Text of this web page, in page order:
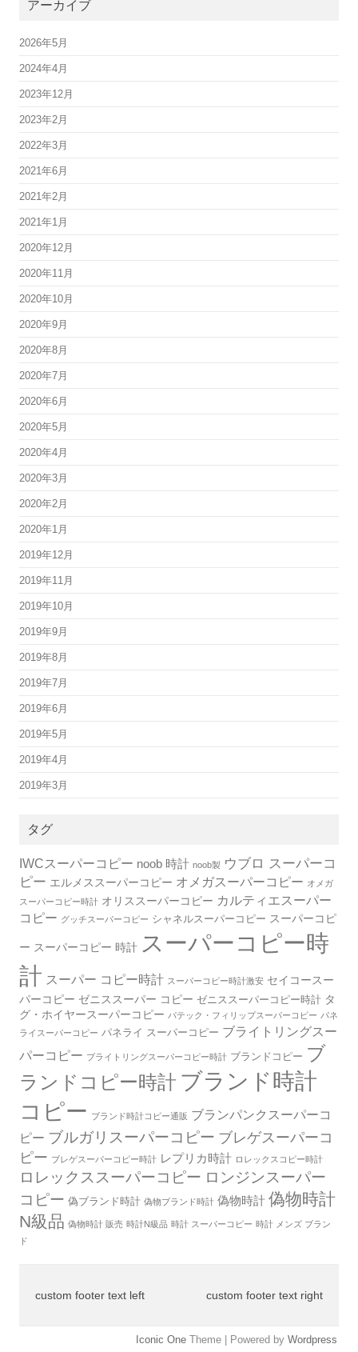
アーカイブ
2026年5月
2024年4月
2023年12月
2023年2月
2022年3月
2021年6月
2021年2月
2021年1月
2020年12月
2020年11月
2020年10月
2020年9月
2020年8月
2020年7月
2020年6月
2020年5月
2020年4月
2020年3月
2020年2月
2020年1月
2019年12月
2019年11月
2019年10月
2019年9月
2019年8月
2019年7月
2019年6月
2019年5月
2019年4月
2019年3月
タグ
IWCスーパーコピー noob 時計 noob製 ウブロ スーパーコ
ピー エルメススーパーコピー オメガスーパーコピー オメガ
スーパーコピー時計 オリススーパーコピー カルティエスーパー
コピー グッチスーパーコピー シャネルスーパーコピー スーパーコピ
ー スーパーコピー 時計 スーパーコピー時
計 スーパー コピー時計 スーパーコピー時計激安 セイコースー
パーコピー ゼニススーパー コピー ゼニススーパーコピー時計 タ
グ・ホイヤースーパーコピー パテック・フィリップスーパーコピー パネ
ライスーパーコピー パネライ スーパーコピー ブライトリングスー
パーコピー ブライトリングスーパーコピー時計 ブランドコピー ブ
ランドコピー時計 ブランド時計
コピー ブランド時計コピー通販 ブランパンクスーパーコ
ピー ブルガリスーパーコピー ブレゲスーパーコ
ピー ブレゲスーパーコピー時計 レプリカ時計 ロレックスコピー時計
ロレックススーパーコピー ロンジンスーパー
コピー 偽ブランド時計 偽物ブランド時計 偽物時計 偽物時計
N級品 偽物時計 販売 時計N級品 時計 スーパーコピー 時計 メンズ ブラン
ド
custom footer text left custom footer text right
Iconic One Theme | Powered by Wordpress